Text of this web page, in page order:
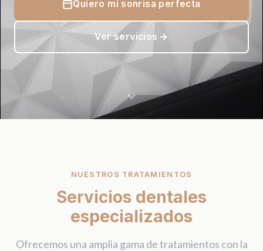
Pedir cita
Quiero mi sonrisa perfecta
Ver servicios
NUESTROS TRATAMIENTOS
Servicios dentales
especializados
Ofrecemos una amplia gama de tratamientos con la